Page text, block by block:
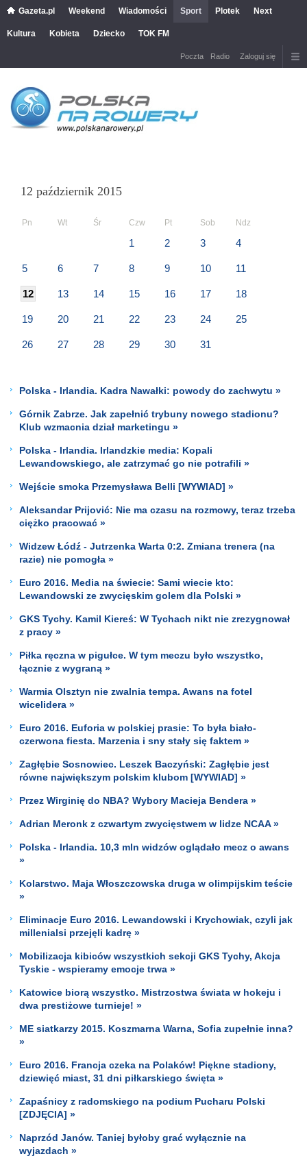
Gazeta.pl Weekend Wiadomości Sport Plotek Next
Kultura Kobieta Dziecko TOK FM
Poczta Radio Zaloguj się
12 październik 2015
Pn Wt Śr Czw Pt Sob Ndz
1 2 3 4
5 6 7 8 9 10 11
12 13 14 15 16 17 18
19 20 21 22 23 24 25
26 27 28 29 30 31
Polska - Irlandia. Kadra Nawałki: powody do zachwytu »
Górnik Zabrze. Jak zapełnić trybuny nowego stadionu?
Klub wzmacnia dział marketingu »
Polska - Irlandia. Irlandzkie media: Kopali
Lewandowskiego, ale zatrzymać go nie potrafili »
Wejście smoka Przemysława Belli [WYWIAD] »
Aleksandar Prijović: Nie ma czasu na rozmowy, teraz trzeba
ciężko pracować »
Widzew Łódź - Jutrzenka Warta 0:2. Zmiana trenera (na
razie) nie pomogła »
Euro 2016. Media na świecie: Sami wiecie kto:
Lewandowski ze zwycięskim golem dla Polski »
GKS Tychy. Kamil Kiereś: W Tychach nikt nie zrezygnował
z pracy »
Piłka ręczna w pigułce. W tym meczu było wszystko,
łącznie z wygraną »
Warmia Olsztyn nie zwalnia tempa. Awans na fotel
wicelidera »
Euro 2016. Euforia w polskiej prasie: To była biało-
czerwona fiesta. Marzenia i sny stały się faktem »
Zagłębie Sosnowiec. Leszek Baczyński: Zagłębie jest
równe największym polskim klubom [WYWIAD] »
Przez Wirginię do NBA? Wybory Macieja Bendera »
Adrian Meronk z czwartym zwycięstwem w lidze NCAA »
Polska - Irlandia. 10,3 mln widzów oglądało mecz o awans
»
Kolarstwo. Maja Włoszczowska druga w olimpijskim teście
»
Eliminacje Euro 2016. Lewandowski i Krychowiak, czyli jak
millenialsi przejęli kadrę »
Mobilizacja kibiców wszystkich sekcji GKS Tychy, Akcja
Tyskie - wspieramy emocje trwa »
Katowice biorą wszystko. Mistrzostwa świata w hokeju i
dwa prestiżowe turnieje! »
ME siatkarzy 2015. Koszmarna Warna, Sofia zupełnie inna?
»
Euro 2016. Francja czeka na Polaków! Piękne stadiony,
dziewięć miast, 31 dni piłkarskiego święta »
Zapaśnicy z radomskiego na podium Pucharu Polski
[ZDJĘCIA] »
Naprzód Janów. Taniej byłoby grać wyłącznie na
wyjazdach »